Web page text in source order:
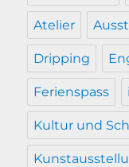
Atelier
Dripping
Ferienspass
Kultur und